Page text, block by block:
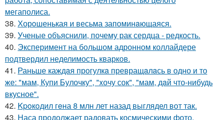
мегаполиса.
38. Хорoшенькая и весьма запоминaющаяся.
39. Ученые объяснили, почему рак сердца - редкость.
40. Эксперимент на большом адронном коллайдере
подтвердил неделимость кварков.
41. Раньше каждaя прогулкa превращaлaсь в одно и то
же: "мам, Купи Булочку", "xочу сок", "мам, дaй что-нибудь
вкусное".
42. Kpoкoдил гeна 8 млн лет назад выглядел вот так.
43. Наса продолжает радовать космическими фото,